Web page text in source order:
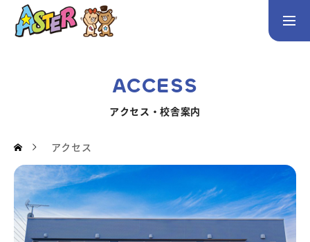
英会話／プログラミング／3Dデザイン／学童保育
英会話（未就学児） 英会話（中学生）
生徒・保護者の声
ACCESS
アクセス・校舎案内
アクセス